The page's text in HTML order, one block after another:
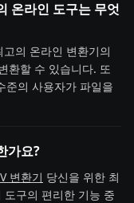
온라인 도구는 무엇
고의 온라인 변환기의
환할 수 있습니다. 또
준의 사용자가 파일을
가요?
변환기 당신을 위한 최
구의 편리한 기능 중